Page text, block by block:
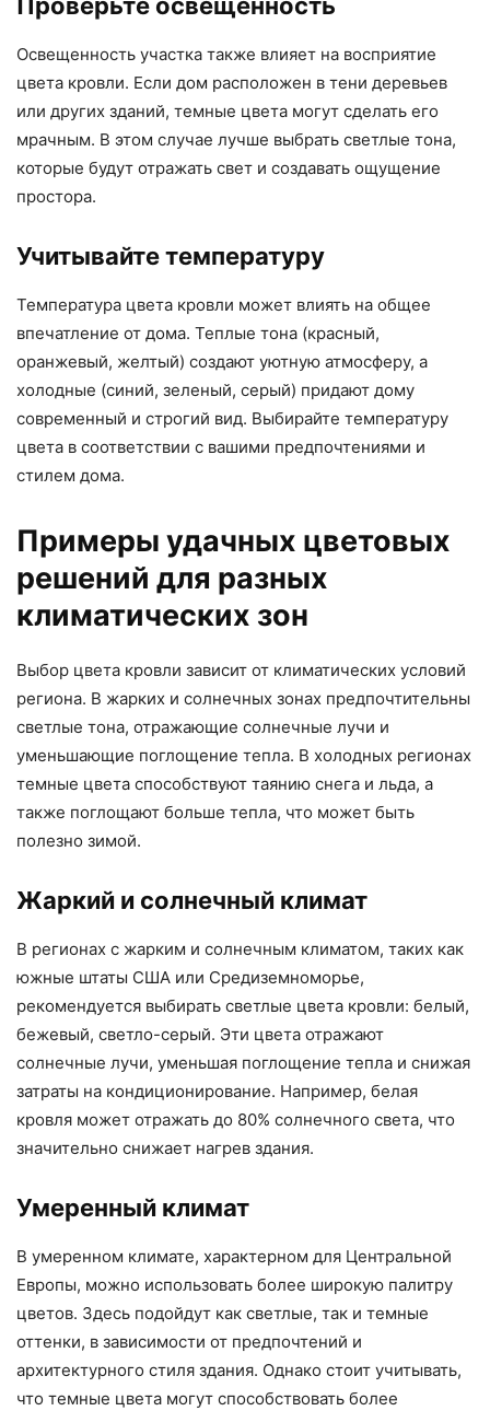
Проверьте освещенность
Освещенность участка также влияет на восприятие
цвета кровли. Если дом расположен в тени деревьев
или других зданий, темные цвета могут сделать его
мрачным. В этом случае лучше выбрать светлые тона,
которые будут отражать свет и создавать ощущение
простора.
Учитывайте температуру
Температура цвета кровли может влиять на общее
впечатление от дома. Теплые тона (красный,
оранжевый, желтый) создают уютную атмосферу, а
холодные (синий, зеленый, серый) придают дому
современный и строгий вид. Выбирайте температуру
цвета в соответствии с вашими предпочтениями и
стилем дома.
Примеры удачных цветовых
решений для разных
климатических зон
Выбор цвета кровли зависит от климатических условий
региона. В жарких и солнечных зонах предпочтительны
светлые тона, отражающие солнечные лучи и
уменьшающие поглощение тепла. В холодных регионах
темные цвета способствуют таянию снега и льда, а
также поглощают больше тепла, что может быть
полезно зимой.
Жаркий и солнечный климат
В регионах с жарким и солнечным климатом, таких как
южные штаты США или Средиземноморье,
рекомендуется выбирать светлые цвета кровли: белый,
бежевый, светло-серый. Эти цвета отражают
солнечные лучи, уменьшая поглощение тепла и снижая
затраты на кондиционирование. Например, белая
кровля может отражать до 80% солнечного света, что
значительно снижает нагрев здания.
Умеренный климат
В умеренном климате, характерном для Центральной
Европы, можно использовать более широкую палитру
цветов. Здесь подойдут как светлые, так и темные
оттенки, в зависимости от предпочтений и
архитектурного стиля здания. Однако стоит учитывать,
что темные цвета могут способствовать более